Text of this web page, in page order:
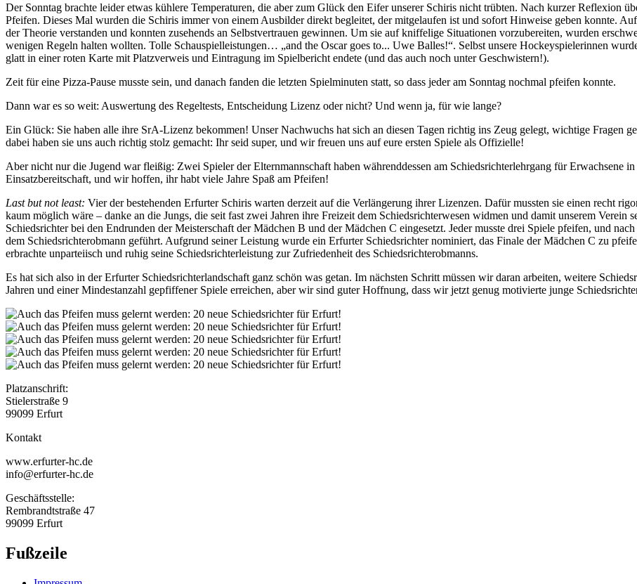
Der Sonntag brachte leider etwas kühlere Temperaturen, die aber zum Glück den Eifer unserer Schiris nicht trübten. Nach kurzer Reflexion
Pfeifen. Dieses Mal wurden die Schiris immer von einem Ausbilder direkt begleitet, der mitgelaufen ist und sofort Hinweise geben konnte.
der Theorie verstanden und konnten zusehends an Selbstvertrauen gewinnen. Um sie auf kniffelige Situationen vorzubereiten, wurden
wenigen Regeln halten wollten. Tolle Schauspielleistungen… „and the Oscar goes to... Uwe Balles!“. Selbst unsere Hockeyspielerinnen
glatt in einer roten Karte mit Platzverweis und Eintragung im Spielbericht endete (und das auch noch unter Geschwistern!).
Zeit für eine Pizza-Pause musste sein, und danach fanden die letzten Spielminuten statt, so dass jeder am Sonntag nochmal pfeifen konnte.
Dann war es so weit: Auswertung des Regeltests, Entscheidung Lizenz oder nicht? Und wenn ja, für wie lange?
Ein Glück: Sie haben alle ihre SrA-Lizenz bekommen! Unser Nachwuchs hat sich an diesen Tagen richtig ins Zeug gelegt, wichtige Fragen
dabei haben sie uns auch richtig stolz gemacht: Ihr seid super, und wir freuen uns auf eure ersten Spiele als Offizielle!
Aber nicht nur die Jugend war fleißig: Zwei Spieler der Elternmannschaft haben währenddessen am Schiedsrichterlehrgang für Erwachsene
Einsatzbereitschaft, und wir hoffen, ihr habt viele Jahre Spaß am Pfeifen!
Last but not least: Vier der bestehenden Erfurter Schiris warten derzeit auf die Verlängerung ihrer Lizenzen. Dafür mussten sie einen recht
kaum möglich wäre – danke an die Jungs, die seit fast zwei Jahren ihre Freizeit dem Schiedsrichterwesen widmen und damit unserem
Schiedsrichter bei den Endrunden der Meisterschaft der Mädchen B und der Mädchen C eingesetzt. Jeder musste drei Spiele pfeifen, und
dem Schiedsrichterobmann geführt. Aufgrund seiner Leistung wurde ein Erfurter Schiedsrichter nominiert, das Finale der Mädchen C zu
erbrachte unparteiisch und ruhig seine Schiedsrichterleistung zur Zufriedenheit des Schiedsrichterobmanns.
Es hat sich also in der Erfurter Schiedsrichterlandschaft ganz schön was getan. Im nächsten Schritt müssen wir daran arbeiten, weitere
Jahren und einer Mindestanzahl gepfiffener Spiele erreichen, aber wir sind guter Hoffnung, dass wir jetzt genug motivierte junge
Platzanschrift:
Stielerstraße 9
99099 Erfurt
Kontakt
www.erfurter-hc.de
info@erfurter-hc.de
Geschäftsstelle:
Rembrandtstraße 47
99099 Erfurt
Fußzeile